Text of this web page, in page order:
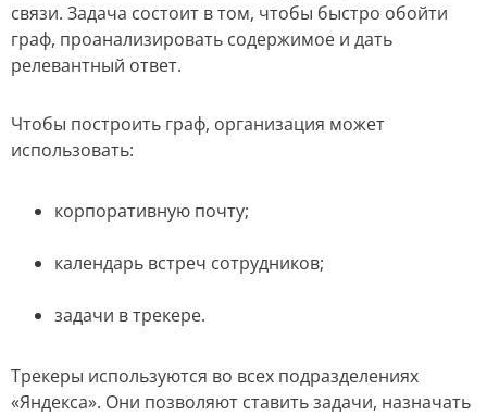
связи. Задача состоит в том, чтобы быстро обойти
граф, проанализировать содержимое и дать
релевантный ответ.
Чтобы построить граф, организация может
использовать:
корпоративную почту;
календарь встреч сотрудников;
задачи в трекере.
Трекеры используются во всех подразделениях
«Яндекса». Они позволяют ставить задачи, назначать